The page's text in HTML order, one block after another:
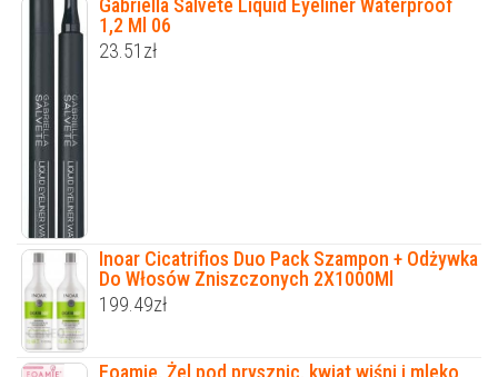
Gabriella Salvete Liquid Eyeliner Waterproof
1,2 Ml 06
23.51 zł
Inoar Cicatrifios Duo Pack Szampon + Odżywka
Do Włosów Zniszczonych 2X1000Ml
199.49zł
Foamie, Żel pod prysznic, kwiat wiśni i mleko